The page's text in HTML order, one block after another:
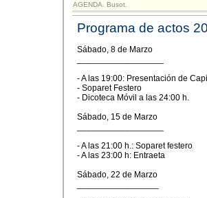
AGENDA. Busot.
Programa de actos
Sábado, 8 de Marzo
- A las 19:00: Presentación de
- Soparet Festero
- Dicoteca Móvil a las 24:00 h.
Sábado, 15 de Marzo
- A las 21:00 h.: Soparet festero
- A las 23:00 h: Entraeta
Sábado, 22 de Marzo